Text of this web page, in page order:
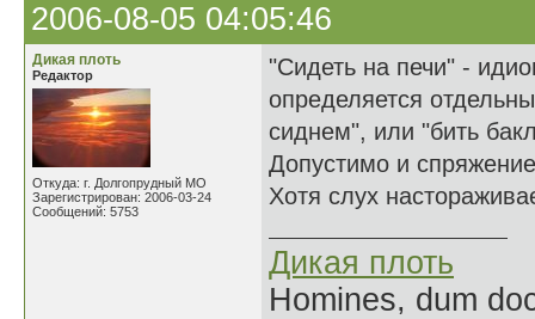
2006-08-05 04:05:46
Дикая плоть
Редактор
Откуда: г. Долгопрудный МО
Зарегистрирован: 2006-03-24
Сообщений: 5753
"Сидеть на печи" -
определяется
сиднем", или "бить
Допустимо и
Хотя слух
Дикая плоть
Homines, dum